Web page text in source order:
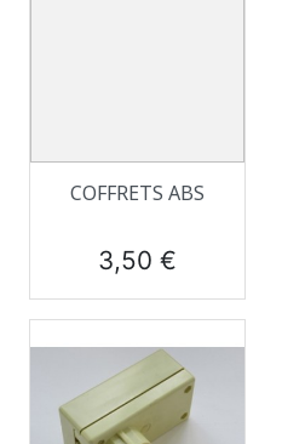
COFFRETS ABS
Prix
3,50 €